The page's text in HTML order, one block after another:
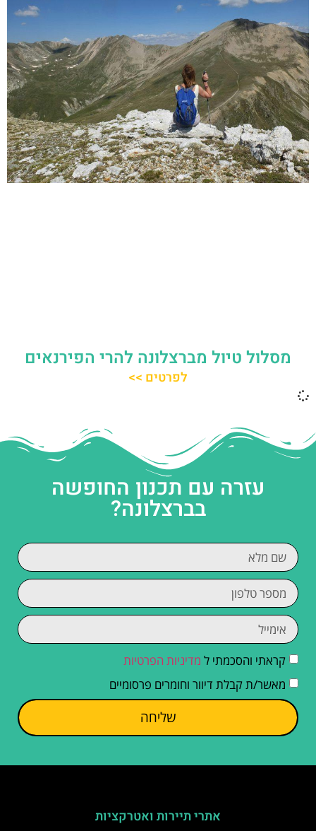
מסלול טיול מברצלונה להרי הפירנאים
לפרטים >>
עזרה עם תכנון החופשה
בברצלונה?
קראתי והסכמתי ל מדיניות הפרטיות
מאשר/ת קבלת דיוור וחומרים פרסומיים
שליחה
אתרי תיירות ואטרקציות